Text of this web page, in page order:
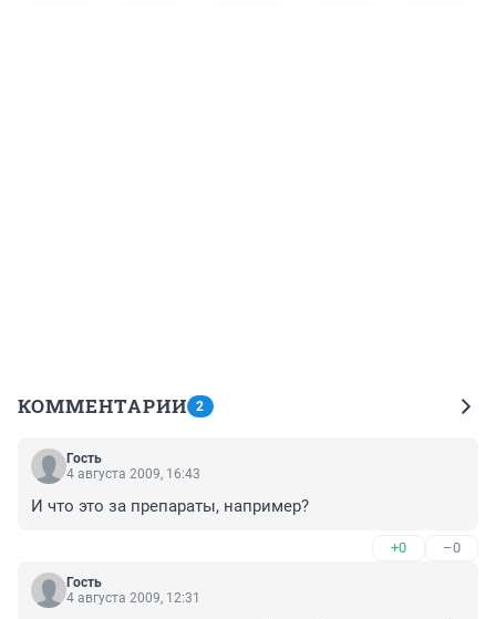
КОММЕНТАРИИ 2
Гость
4 августа 2009, 16:43
И что это за препараты, например?
+0 –0
Гость
4 августа 2009, 12:31